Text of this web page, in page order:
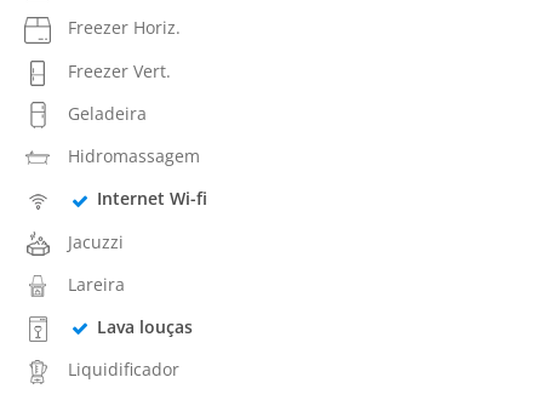
Freezer Horiz.
Freezer Vert.
Geladeira
Hidromassagem
Internet Wi-fi
Jacuzzi
Lareira
Lava louças
Liquidificador